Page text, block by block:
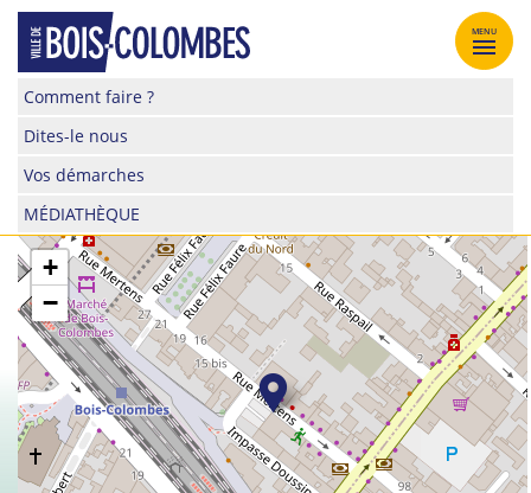
Skip
content
Site
de
la
de
Bois-
Colombes
Comment faire ?
Dites-le nous
Vos démarches
MÉDIATHÈQUE
MENU
+
−